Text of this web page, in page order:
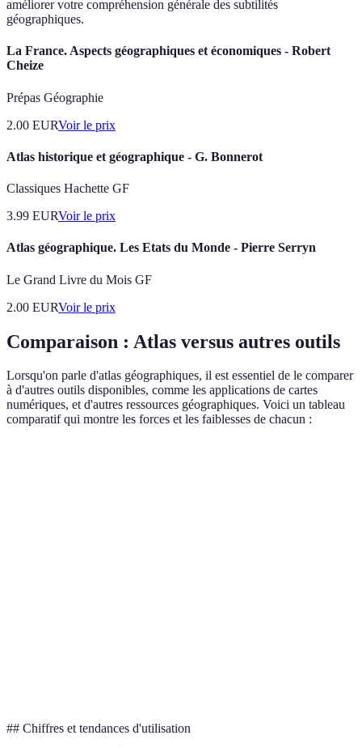
améliorer votre compréhension générale des subtilités
géographiques.
La France. Aspects géographiques et économiques - Robert
Cheize
Prépas Géographie
2.00 EURVoir le prix
Atlas historique et géographique - G. Bonnerot
Classiques Hachette GF
3.99 EURVoir le prix
Atlas géographique. Les Etats du Monde - Pierre Serryn
Le Grand Livre du Mois GF
2.00 EURVoir le prix
Comparaison : Atlas versus autres outils
Lorsqu'on parle d'atlas géographiques, il est essentiel de le comparer
à d'autres outils disponibles, comme les applications de cartes
numériques, et d'autres ressources géographiques. Voici un tableau
comparatif qui montre les forces et les faiblesses de chacun :
## Chiffres et tendances d'utilisation